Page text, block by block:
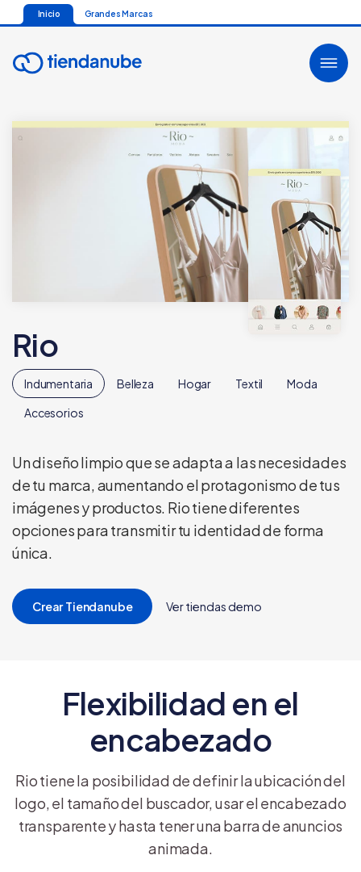
Inicio Grandes Marcas
Rio
Indumentaria Belleza Hogar Textil
Moda
Accesorios
Un diseño limpio que se adapta a las necesidades
de tu marca, aumentando el protagonismo de tus
imágenes y productos. Rio tiene diferentes
opciones para transmitir tu identidad de forma
única.
Crear Tiendanube Ver tiendas demo
Flexibilidad en el
encabezado
Rio tiene la posibilidad de definir la ubicación del
logo, el tamaño del buscador, usar el encabezado
transparente y hasta tener una barra de anuncios
animada.